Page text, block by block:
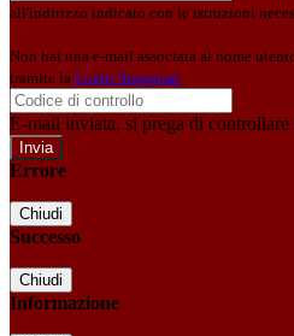
all'indirizzo indicato con le istruzioni
Non hai una e-mail associata al nome
tramite la Login Spaggiari
E-mail inviata, si prega di controllare
Errore
Chiudi
Successo
Chiudi
Informazione